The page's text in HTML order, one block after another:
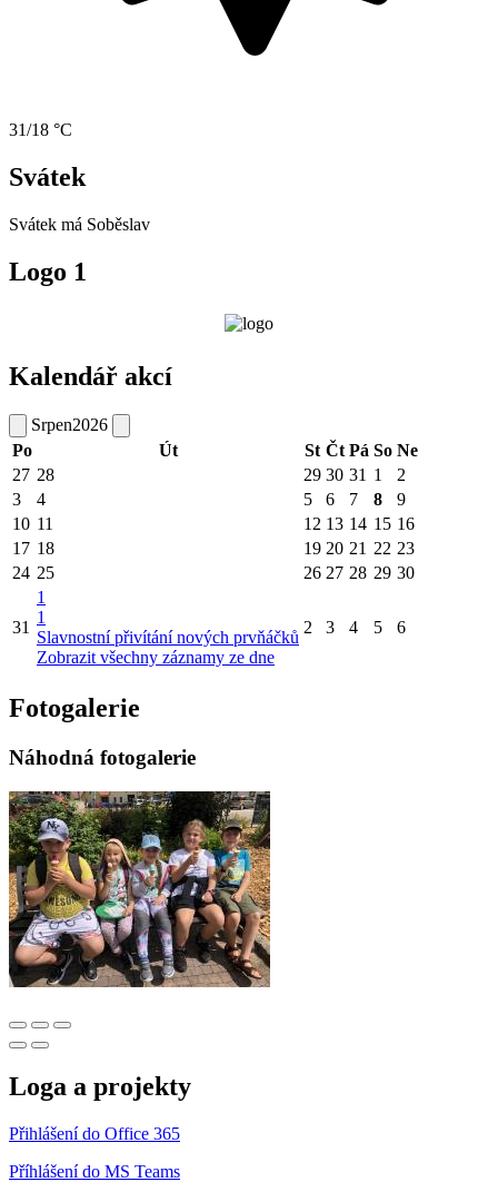
31/18 °C
Svátek
Svátek má Soběslav
Logo 1
Kalendář akcí
Srpen2026
Po
Út St Čt Pá So Ne
27 28 29 30 31 1
2
3
4 5 6 7 8
9
10 11 12 13 14 15 16
17 18 19 20 21 22 23
24 25 26 27 28 29 30
31
1
1
Slavnostní přivítání nových prvňáčků
Zobrazit všechny záznamy ze dne
2 3 4 5 6
Fotogalerie
Náhodná fotogalerie
Loga a projekty
Přihlášení do Office 365
Příhlášení do MS Teams